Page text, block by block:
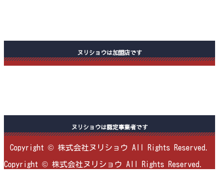
ヌリショウは加盟店です
ヌリショウは認定事業者です
Copyright © 株式会社ヌリショウ All Rights Reserved.
Copyright © 株式会社ヌリショウ All Rights Reserved.